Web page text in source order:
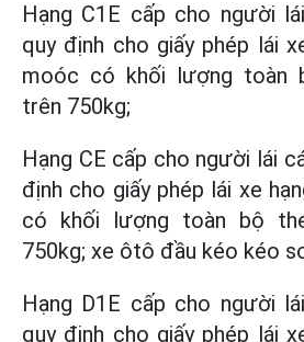
Hạng C1E cấp cho người
quy định cho giấy phép lái
moóc có khối lượng toàn
trên 750kg;
Hạng CE cấp cho người lái
định cho giấy phép lái xe
có khối lượng toàn bộ
750kg; xe ôtô đầu kéo kéo
Hạng D1E cấp cho người
quy định cho giấy phép lái